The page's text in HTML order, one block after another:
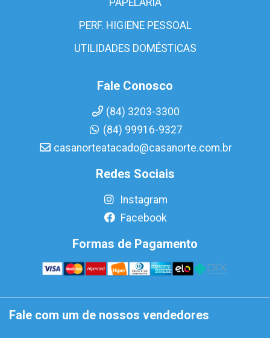
PAPELARIA
PERF. HIGIENE PESSOAL
UTILIDADES DOMÉSTICAS
Fale Conosco
(84) 3203-3300
(84) 99916-9327
casanorteatacado@casanorte.com.br
Redes Sociais
Instagram
Facebook
Formas de Pagamento
Fale com um de nossos vendedores